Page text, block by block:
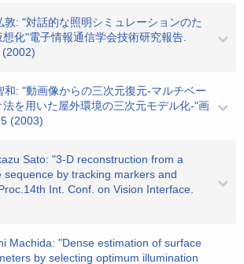
敦: "対話的な照明シミュレーションのた
化"電子情報通信学会技術研究報告.
和: "動画像からの三次元復元-マルチベー
法を用いた屋外環境の三次元モデル化-"画
(2003)
Sato: "3-D reconstruction from a
sequence by tracking markers and
Int. Conf. on Vision Interface.
Machida: "Dense estimation of surface
by selecting optimum illumination